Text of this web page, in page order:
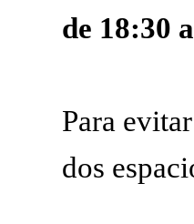
de 18:30
Para
dos